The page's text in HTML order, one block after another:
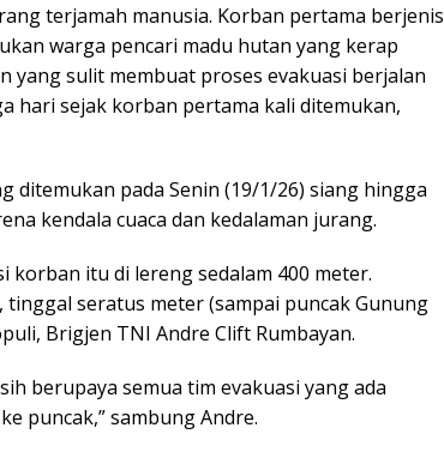
terjamah manusia. Korban pertama berjenis
warga pencari madu hutan yang kerap
yang sulit membuat proses evakuasi berjalan
hari sejak korban pertama kali ditemukan,
ditemukan pada Senin (19/1/26) siang hingga
kendala cuaca dan kedalaman jurang.
korban itu di lereng sedalam 400 meter.
seratus meter (sampai puncak Gunung
Brigjen TNI Andre Clift Rumbayan.
berupaya semua tim evakuasi yang ada
puncak,” sambung Andre.